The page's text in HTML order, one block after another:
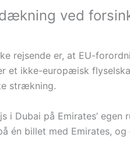
ved
rejsende er, at EU-
et ikke-europæisk
strækning.
i Dubai på Emirates’
én billet med Emirates,